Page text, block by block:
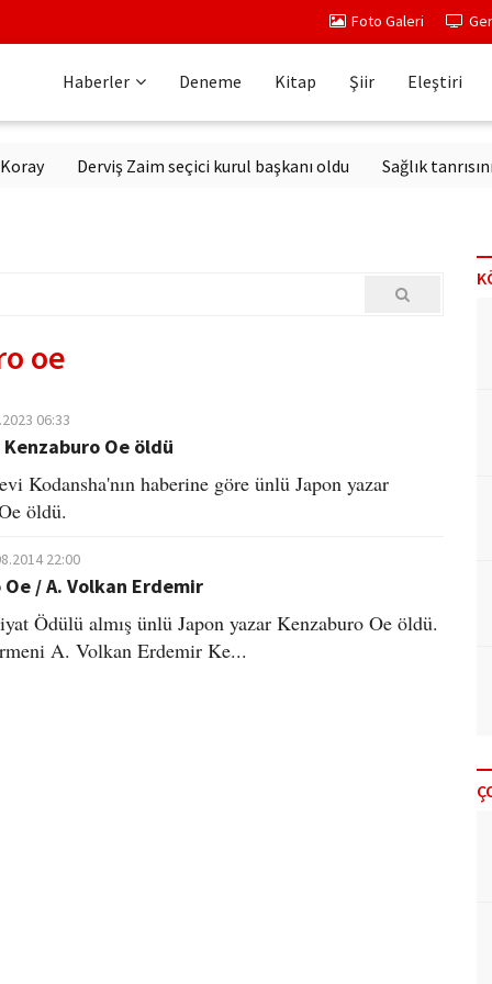
Foto Galeri
Haberler Deneme Kitap Şiir Eleştiri
Derviş Zaim seçici kurul başkanı oldu Sağlık tanrısının
oe
06:33
Oe öldü
Kodansha'nın haberine göre ünlü Japon yazar
öldü.
22:00
/ A. Volkan Erdemir
Ödülü almış ünlü Japon yazar Kenzaburo Oe öldü.
A. Volkan Erdemir Ke...